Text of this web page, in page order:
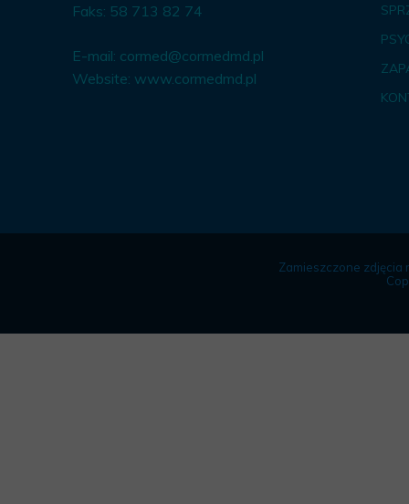
Faks: 58 713 82 74
E-mail: cormed@cormedmd.pl
Website: www.cormedmd.pl
Zamieszczone